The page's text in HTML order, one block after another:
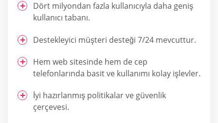
Dört milyondan fazla kullanıcıyla daha geniş
kullanıcı tabanı.
Destekleyici müşteri desteği 7/24 mevcuttur.
Hem web sitesinde hem de cep
telefonlarında basit ve kullanımı kolay işlevler.
İyi hazırlanmış politikalar ve güvenlik
çerçevesi.